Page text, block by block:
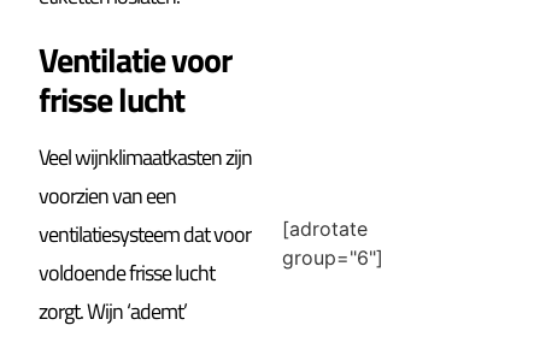
Ventilatie voor
frisse lucht
Veel wijnklimaatkasten zijn
voorzien van een
ventilatiesysteem dat voor
voldoende frisse lucht
zorgt. Wijn ‘ademt’
[adrotate
group="6"]